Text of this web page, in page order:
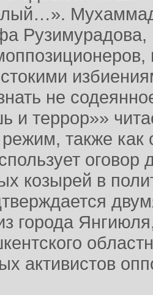
Рузимурадова,
не
и террор»»
также как
оговор
козырей в
города
активистов